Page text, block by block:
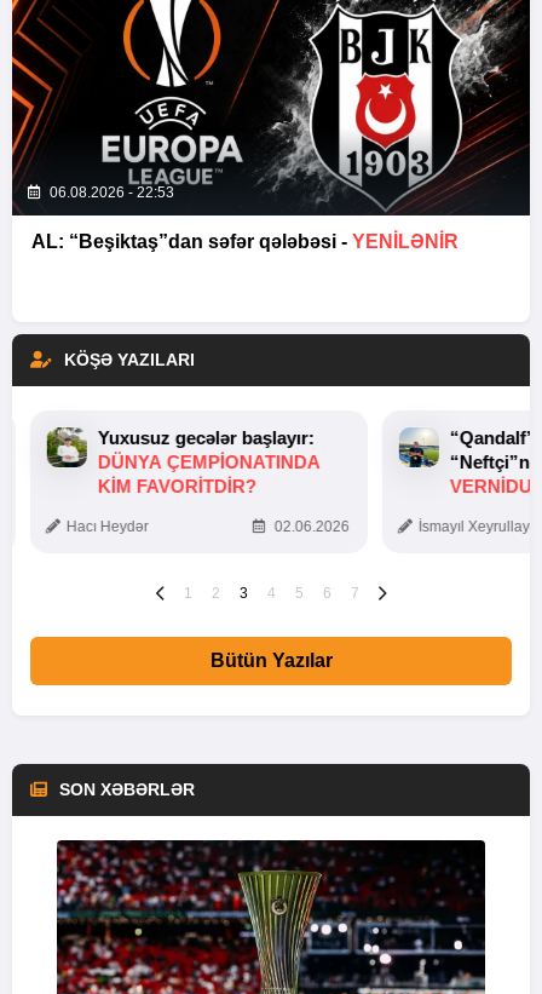
06.08.2026 - 22:53
AL: “Beşiktaş”dan səfər qələbəsi - YENİLƏNİR
KÖŞƏ YAZILARI
Yuxusuz gecələr başlayır:
DÜNYA ÇEMPIONATINDA
KIM FAVORITDIR?
Hacı Heydər 02.06.2026 İsmayıl
1 2 3 4 5 6 7
Bütün Yazılar
SON XƏBƏRLƏR